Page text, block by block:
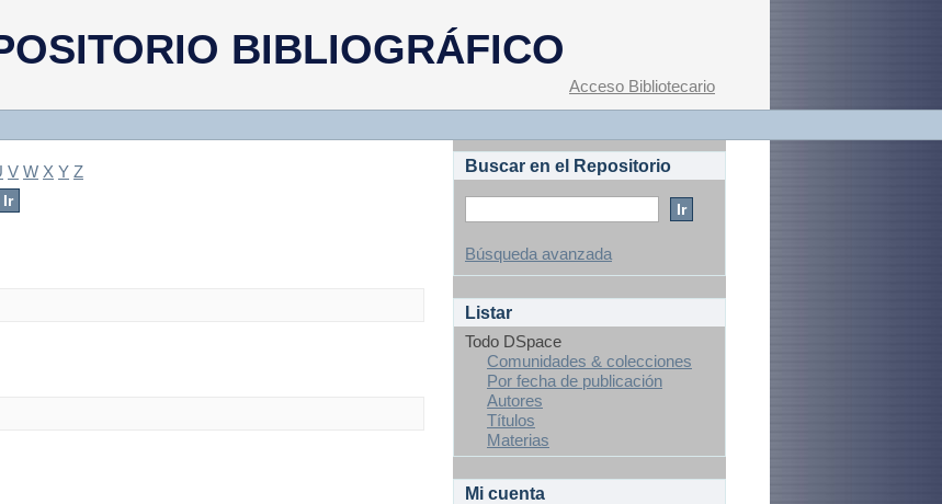
BIBLIOGRÁFICO
Acceso Bibliotecario
V W X Y Z
Buscar en el Repositorio
Búsqueda avanzada
Listar
Todo DSpace
Comunidades & colecciones
Por fecha de publicación
Autores
Títulos
Materias
Mi cuenta